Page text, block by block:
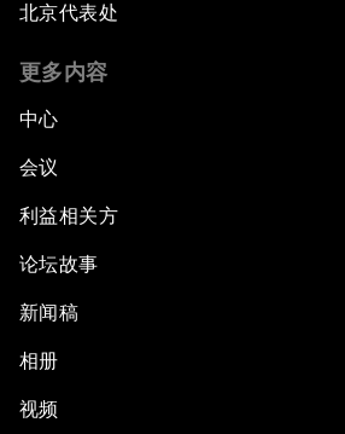
北京代表处
更多内容
中心
会议
利益相关方
论坛故事
新闻稿
相册
视频